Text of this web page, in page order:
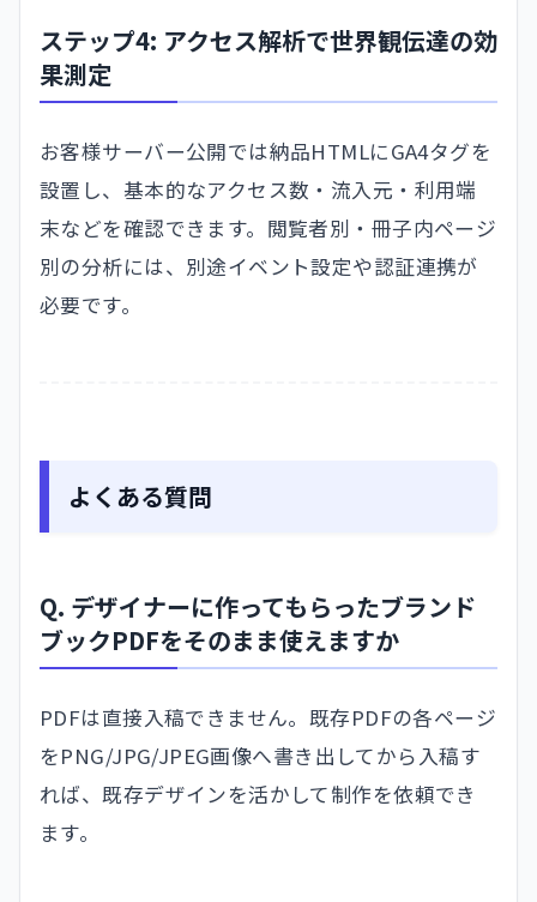
ステップ4: アクセス解析で世界観伝達の効
果測定
お客様サーバー公開では納品HTMLにGA4タグを
設置し、基本的なアクセス数・流入元・利用端
末などを確認できます。閲覧者別・冊子内ページ
別の分析には、別途イベント設定や認証連携が
必要です。
よくある質問
Q. デザイナーに作ってもらったブランド
ブックPDFをそのまま使えますか
PDFは直接入稿できません。既存PDFの各ページ
をPNG/JPG/JPEG画像へ書き出してから入稿す
れば、既存デザインを活かして制作を依頼でき
ます。